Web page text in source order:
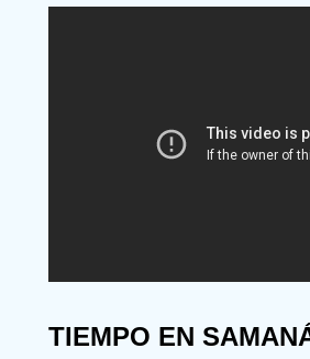
TIEMPO EN